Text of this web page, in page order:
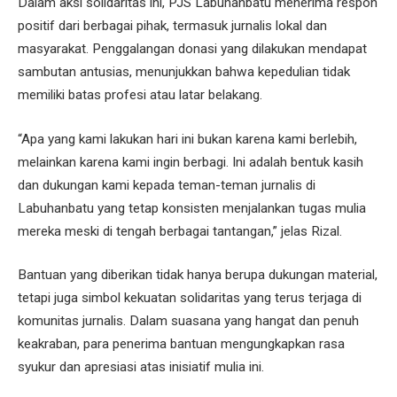
positif dari berbagai pihak, termasuk jurnalis lokal dan
masyarakat. Penggalangan donasi yang dilakukan mendapat
sambutan antusias, menunjukkan bahwa kepedulian tidak
memiliki batas profesi atau latar belakang.
“Apa yang kami lakukan hari ini bukan karena kami berlebih,
melainkan karena kami ingin berbagi. Ini adalah bentuk kasih
dan dukungan kami kepada teman-teman jurnalis di
Labuhanbatu yang tetap konsisten menjalankan tugas mulia
mereka meski di tengah berbagai tantangan,” jelas Rizal.
Bantuan yang diberikan tidak hanya berupa dukungan material,
tetapi juga simbol kekuatan solidaritas yang terus terjaga di
komunitas jurnalis. Dalam suasana yang hangat dan penuh
keakraban, para penerima bantuan mengungkapkan rasa
syukur dan apresiasi atas inisiatif mulia ini.